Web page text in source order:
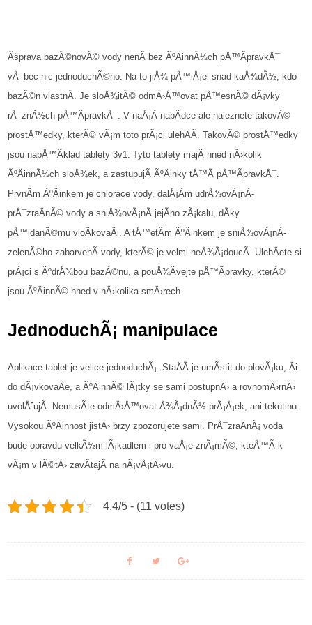
Ãšprava bazÃ©novÃ© vody nenÃ­ bez ÃºÄinnÃ½ch pÅ™Ã­pravkÅ¯
vÅ¯bec nic jednoduchÃ©ho. Na to jiÅ¾ pÅ™iÅ¡el snad kaÅ¾dÃ½, kdo
bazÃ©n vlastnÃ­. Je sloÅ¾itÃ© odmÄ›Å™ovat pÅ™esnÃ© dÃ¡vky
rÅ¯znÃ½ch pÅ™Ã­pravkÅ¯. V naÅ¡Ã­ nabÃ­dce ale naleznete takovÃ©
prostÅ™edky, kterÃ© vÃ¡m toto prÃ¡ci ulehÄÃ­. TakovÃ© prostÅ™edky
jsou napÅ™Ã­kladtablety 3v1. Tyto tablety majÃ­ hned nÄ›kolik
ÃºÄinnÃ½ch sloÅ¾ek, a zastupujÃ­ ÃºÄinky tÅ™Ã­ pÅ™Ã­pravkÅ¯.
PrvnÃ­m ÃºÄinkem je chlorace vody, dalÅ¡Ã­m udrÅ¾ovÃ¡nÃ­
prÅ¯zraÄnÃ© vody a sniÅ¾ovÃ¡nÃ­ jejÃ­ho zÃ¡kalu, dÃ­ky
pÅ™idanÃ©mu vloÄkovaÄi. A tÅ™etÃ­m ÃºÄinkem je sniÅ¾ovÃ¡nÃ­
zelenÃ©ho zabarvenÃ­ vody, kterÃ© je velmi neÅ¾Ã¡doucÃ­. UlehÄete si
prÃ¡ci s ÃºdrÅ¾bou bazÃ©nu, a pouÅ¾Ã­vejte pÅ™Ã­pravky, kterÃ©
jsou ÃºÄinnÃ© hned v nÄ›kolika smÄ›rech.
JednoduchÃ¡ manipulace
Aplikace tablet je velice jednoduchÃ¡. StaÄÃ­ je umÃ­stit do plovÃ¡ku, Äi
do dÃ¡vkovaÄe, a ÃºÄinnÃ© lÃ¡tky se sami postupnÄ› a rovnomÄ›rnÄ›
uvolÅˆujÃ­. NemusÃ­te odmÄ›Å™ovat Å¾Ã¡dnÃ½ prÃ¡Å¡ek, ani tekutinu.
Vysokou ÃºÄinnost jistÄ› brzy zpozorujete sami. PrÅ¯zraÄnÃ¡ voda
bude opravdu velkÃ½m lÃ¡kadlem i pro vaÅ¡e znÃ¡mÃ©, kteÅ™Ã­ k
vÃ¡m v lÃ©tÄ› zavÃ­tajÃ­ na nÃ¡vÅ¡tÄ›vu.
4.4/5 - (11 votes)